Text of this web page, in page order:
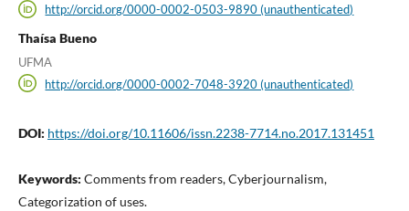
http://orcid.org/0000-0002-0503-9890 (unauthenticated)
Thaísa Bueno
UFMA
http://orcid.org/0000-0002-7048-3920 (unauthenticated)
DOI: https://doi.org/10.11606/issn.2238-7714.no.2017.131451
Keywords: Comments from readers, Cyberjournalism,
Categorization of uses.